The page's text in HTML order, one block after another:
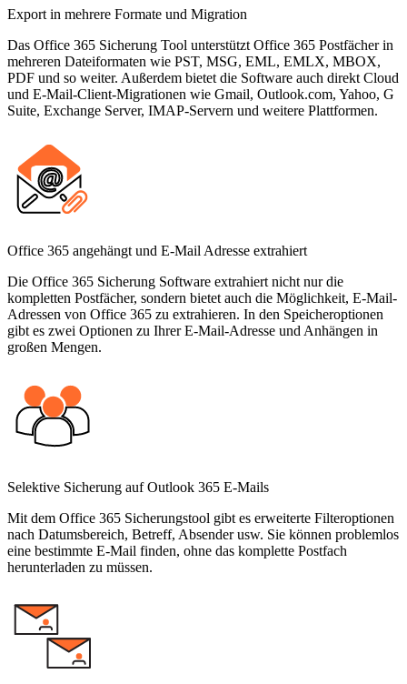
Export in mehrere Formate und Migration
Das Office 365 Sicherung Tool unterstützt Office 365 Postfächer in
mehreren Dateiformaten wie PST, MSG, EML, EMLX, MBOX,
PDF und so weiter. Außerdem bietet die Software auch direkt Cloud
und E-Mail-Client-Migrationen wie Gmail, Outlook.com, Yahoo, G
Suite, Exchange Server, IMAP-Servern und weitere Plattformen.
Office 365 angehängt und E-Mail Adresse extrahiert
Die Office 365 Sicherung Software extrahiert nicht nur die
kompletten Postfächer, sondern bietet auch die Möglichkeit, E-Mail-
Adressen von Office 365 zu extrahieren. In den Speicheroptionen
gibt es zwei Optionen zu Ihrer E-Mail-Adresse und Anhängen in
großen Mengen.
Selektive Sicherung auf Outlook 365 E-Mails
Mit dem Office 365 Sicherungstool gibt es erweiterte Filteroptionen
nach Datumsbereich, Betreff, Absender usw. Sie können problemlos
eine bestimmte E-Mail finden, ohne das komplette Postfach
herunterladen zu müssen.